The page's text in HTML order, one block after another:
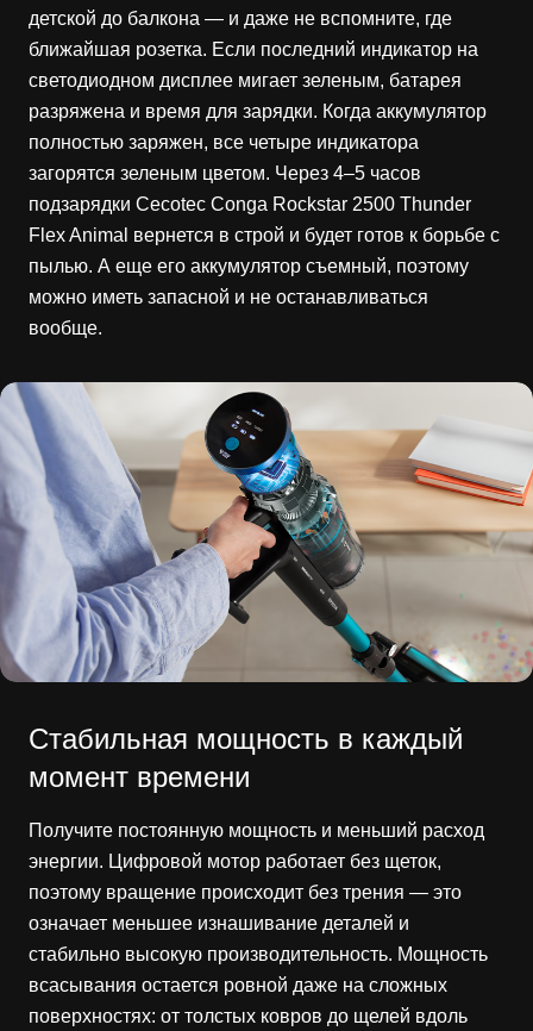
детской до балкона — и даже не вспомните, где
ближайшая розетка. Если последний индикатор на
светодиодном дисплее мигает зеленым, батарея
разряжена и время для зарядки. Когда аккумулятор
полностью заряжен, все четыре индикатора
загорятся зеленым цветом. Через 4–5 часов
подзарядки Cecotec Conga Rockstar 2500 Thunder
Flex Animal вернется в строй и будет готов к борьбе с
пылью. А еще его аккумулятор съемный, поэтому
можно иметь запасной и не останавливаться
вообще.
Стабильная мощность в каждый
момент времени
Получите постоянную мощность и меньший расход
энергии. Цифровой мотор работает без щеток,
поэтому вращение происходит без трения — это
означает меньшее изнашивание деталей и
стабильно высокую производительность. Мощность
всасывания остается ровной даже на сложных
поверхностях: от толстых ковров до щелей вдоль